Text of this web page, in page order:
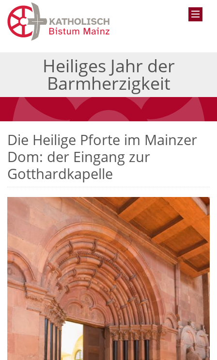
Heiliges Jahr der
Barmherzigkeit
Die Heilige Pforte im Mainzer
Dom: der Eingang zur
Gotthardkapelle